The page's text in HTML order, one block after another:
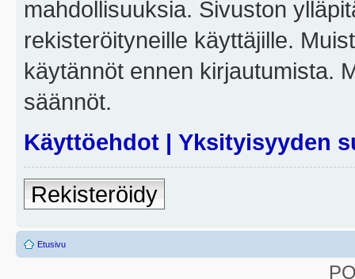
mahdollisuuksia. Sivuston
rekisteröityneille käyttäjille.
käytännöt ennen kirjautumista.
säännöt.
Käyttöehdot | Yksityisyyden
Rekisteröidy
Etusivu